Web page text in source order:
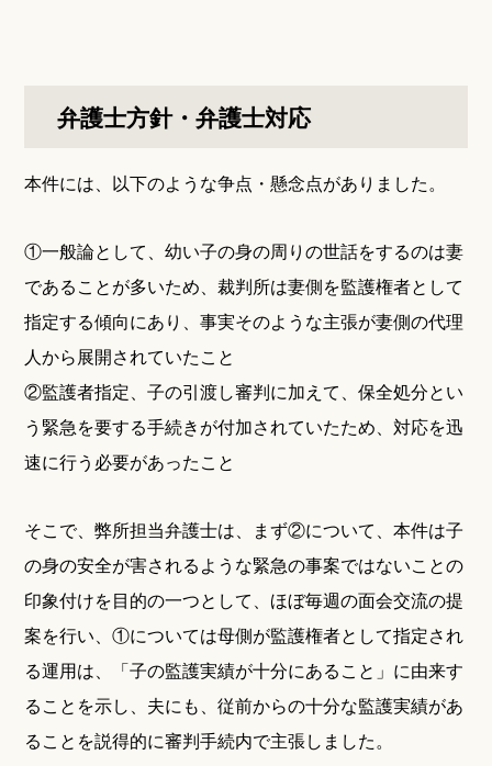
弁護士方針・弁護士対応
本件には、以下のような争点・懸念点がありました。
①一般論として、幼い子の身の周りの世話をするのは妻
であることが多いため、裁判所は妻側を監護権者として
指定する傾向にあり、事実そのような主張が妻側の代理
人から展開されていたこと
②監護者指定、子の引渡し審判に加えて、保全処分とい
う緊急を要する手続きが付加されていたため、対応を迅
速に行う必要があったこと
そこで、弊所担当弁護士は、まず②について、本件は子
の身の安全が害されるような緊急の事案ではないことの
印象付けを目的の一つとして、ほぼ毎週の面会交流の提
案を行い、①については母側が監護権者として指定され
る運用は、「子の監護実績が十分にあること」に由来す
ることを示し、夫にも、従前からの十分な監護実績があ
ることを説得的に審判手続内で主張しました。